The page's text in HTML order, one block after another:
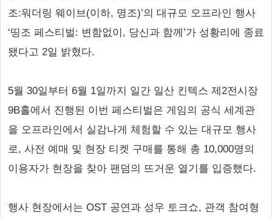
조:워더링 웨이브(이하, 명조)’의 대규모 오프라인 행사
‘띵조 페스티벌: 변함없이, 당신과 함께’가 성황리에 종료
됐다고 2일 밝혔다.
5월 30일부터 6월 1일까지 일간 일산 킨텍스 제2전시장
9B홀에서 진행된 이번 페스티벌은 게임의 공식 세계관
을 오프라인에서 실감나게 체험할 수 있는 대규모 행사
로, 사전 예매 및 현장 티켓 구매를 통해 총 10,000명의
이용자가 현장을 찾아 팬덤의 뜨거운 열기를 입증했다.
행사 현장에서는 OST 공연과 성우 토크쇼, 관객 참여형